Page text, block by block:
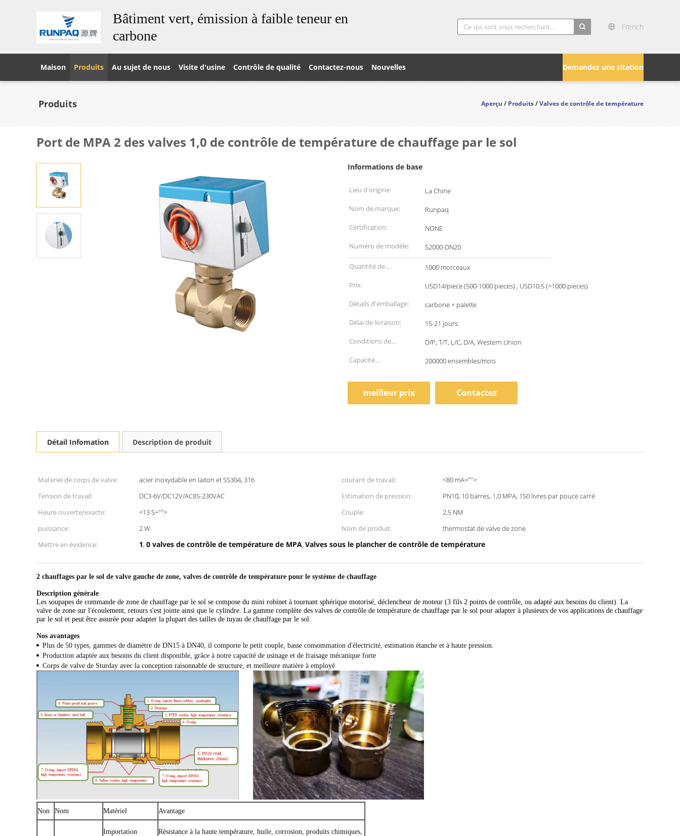
Bâtiment vert, émission à faible teneur en
carbone
French
Demandez une citation
Maison Produits Au sujet de nous Visite d'usine Contrôle de qualité Contactez-nous Nouvelles
Produits Aperçu/Produits/Valves de contrôle de température
Port de MPA 2 des valves 1,0 de contrôle de température de chauffage par le sol
Informations de base
Lieu d'origine:
La Chine
Nom de marque:
Runpaq
Certification:
NONE
Numéro de modèle:
S2000-DN20
Quantité de
commande min:
1000 morceaux
Prix:
USD14/piece (500-1000 pieces) , USD10.5 (>1000 pieces)
Détails d'emballage:
carbone + palette
Délai de livraison:
15-21 jours
Conditions de
paiement:
D/P, T/T, L/C, D/A, Western Union
Capacité
200000 ensembles/mois
meilleur prix Contactez
Détail Infomation Description de produit
Matériel de corps de valve: acier inoxydable en laiton et SS304, 316 courant de travail:
<80 mA="">
Tension de travail:
DC3-6V/DC12V/AC85-230VAC Estimation de pression:
PN10, 10 barres, 1,0 MPA, 150 livres par pouce carré
Heure ouverte/exacte:
<13 S=""> Couple:
2,5 NM
puissance:
2 W Nom de produit:
thermostat de valve de zone
Mettre en évidence:
1, 0 valves de contrôle de température de MPA, Valves sous le plancher de contrôle de température
2 chauffages par le sol de valve gauche de zone, valves de contrôle de température pour le système de chauffage
Description générale
Les soupapes de commande de zone de chauffage par le sol se compose du mini robinet à tournant sphérique motorisé, déclencheur de moteur (3 fils 2 points de contrôle, ou adapté aux besoins du client). La
valve de zone sur l'écoulement, retours s'est jointe ainsi que le cylindre. La gamme complète des valves de contrôle de température de chauffage par le sol pour adapter à plusieurs de vos applications de chauffage
par le sol et peut être assurée pour adapter la plupart des tailles de tuyau de chauffage par le sol.
Nos avantages
Plus de 50 types, gammes de diamètre de DN15 à DN40, il comporte le petit couple, basse consommation d'électricité, estimation étanche et à haute pression.
Production adaptée aux besoins du client disponible, grâce à notre capacité de usinage et de fraisage mécanique forte
Corps de valve de Sturday avec la conception raisonnable de structure, et meilleure matière à employé
Non Nom Matériel Avantage
Importation
Résistance à la haute température, huile, corrosion, produits chimiques,